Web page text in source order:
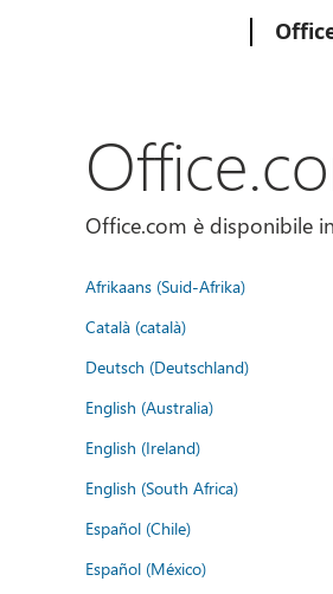
Office.com è disponibile
Afrikaans (Suid-Afrika)
Català (català)
Deutsch (Deutschland)
English (Australia)
English (Ireland)
English (South Africa)
Español (Chile)
Español (México)